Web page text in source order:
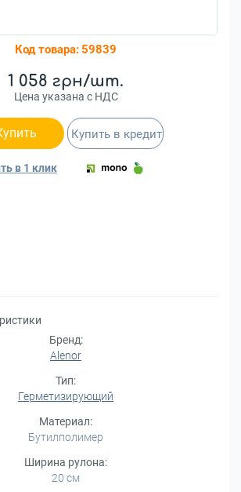
Код товара:59839
1 058 грн/шт.
Цена указана с НДС
в 1 клик
Купить в кредит
Бренд:
Alenor
Тип:
Герметизирующий
Материал:
Бутилполимер
Ширина рулона:
20 см